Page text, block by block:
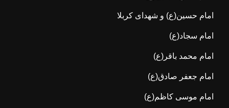
امام حسین(ع) و شهدای کربلا
امام سجاد(ع)
امام محمد باقر(ع)
امام جعفر صادق(ع)
امام موسی کاظم(ع)